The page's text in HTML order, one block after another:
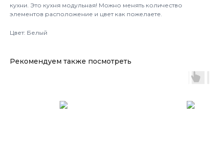
кухни. Это кухня модульная! Можно менять количество
элементов расположение и цвет как пожелаете.
Цвет: Белый
Рекомендуем также посмотреть